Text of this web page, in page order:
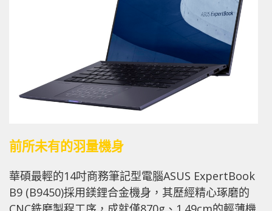
前所未有的羽量機身
華碩最輕的14吋商務筆記型電腦ASUS ExpertBook
B9 (B9450)採用鎂鋰合金機身，其歷經精心琢磨的